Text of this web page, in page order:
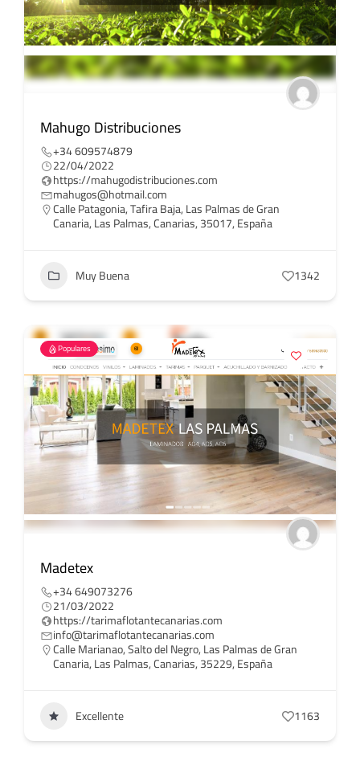
Mahugo Distribuciones
+34 609574879
22/04/2022
https://mahugodistribuciones.com
mahugos@hotmail.com
Calle Patagonia, Tafira Baja, Las Palmas de Gran
Canaria, Las Palmas, Canarias, 35017, España
Muy Buena 1342
Populares
Madetex
+34 649073276‬
21/03/2022
https://tarimaflotantecanarias.com
info@tarimaflotantecanarias.com
Calle Marianao, Salto del Negro, Las Palmas de Gran
Canaria, Las Palmas, Canarias, 35229, España
Excellente 1163